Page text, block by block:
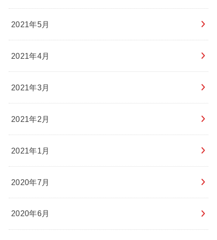
2021年5月
2021年4月
2021年3月
2021年2月
2021年1月
2020年7月
2020年6月